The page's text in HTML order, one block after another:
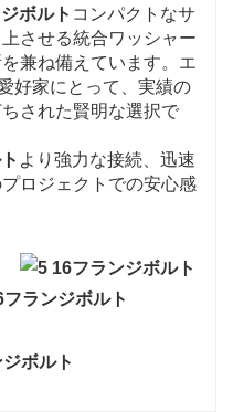
ボルト コンパクトなサ
させる統合ワッシャー
兼ね備えています。エ
好家にとって、実績の
された賢明な選択で
より強力な接続、迅速
ロジェクトでの安心感